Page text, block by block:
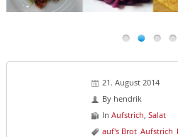
21. August 2014
By hendrik
In Aufstrich Salat
auf's Brot Aufstrich